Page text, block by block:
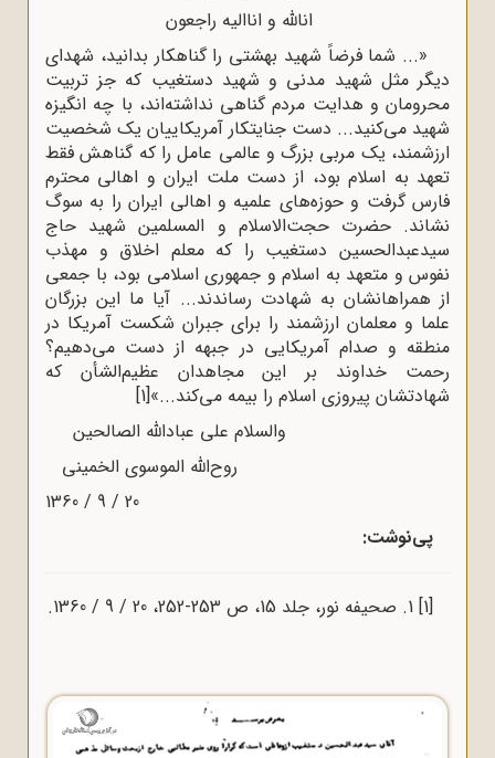
انالله و اناالیه راجعون
«... شما فرضاً شهید بهشتی را گناهکار بدانید، شهدای
دیگر مثل شهید مدنی و شهید دستغیب که جز تربیت
محرومان و هدایت مردم گناهی نداشته‌اند، با چه انگیزه
شهید می‌کنید... دست جنایتکار آمریکاییان یک شخصیت
ارزشمند، یک مربی بزرگ و عالمی عامل را که گناهش فقط
تعهد به اسلام بود، از دست ملت ایران و اهالی محترم
فارس گرفت و حوزه‌های علمیه و اهالی ایران را به سوگ
نشاند. حضرت حجت‌الاسلام ‌و‌ المسلمین شهید حاج
سیدعبدالحسین دستغیب را که معلم اخلاق و مهذب
نفوس و متعهد به اسلام و جمهوری اسلامی بود، با جمعی
از همراهانشان به شهادت رساندند... آیا ما این بزرگان
علما و معلمان ارزشمند را برای جبران شکست آمریکا در
منطقه و صدام آمریکایی در جبهه از دست می‌دهیم؟
رحمت خداوند بر این مجاهدان عظیم‌الشأن که
شهادتشان پیروزی اسلام را بیمه می‌کند...»[1]
والسلام علی عبادالله الصالحین
روح‌الله‌ الموسوی الخمینی
پی‌نوشت:
[1]